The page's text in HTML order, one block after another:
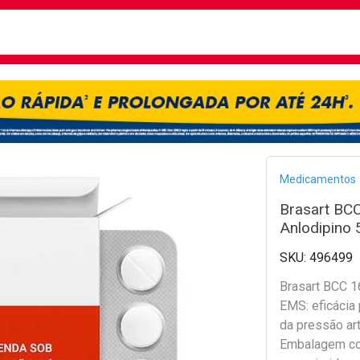
Medicamentos
Brasart
Anlodipino
496499
Brasart BCC
EMS: eficácia
da pressão
Embalagem